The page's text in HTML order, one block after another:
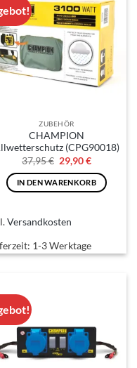
Varianten
auf.
Die
Optionen
können
auf
gewählt
werden
ZUBEHÖR
CHAMPION
(CPG90018)
37,95€ Ursprünglicher
Preis
war:
37,95 €
29,90€Aktueller
ist:
29,90 €.
IN DEN WARENKORB
Versandkosten
1-3 Werktage